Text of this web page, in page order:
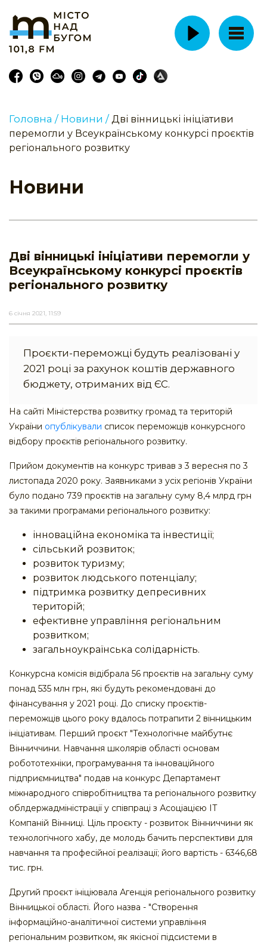
Головна / Новини / Дві вінницькі ініціативи
перемогли у Всеукраїнському конкурсі проєктів
регіонального розвитку
Новини
Дві вінницькі ініціативи перемогли у
Всеукраїнському конкурсі проєктів
регіонального розвитку
6 січня 2021, 11:59
Проєкти-переможці будуть реалізовані у
2021 році за рахунок коштів державного
бюджету, отриманих від ЄС.
На сайті Міністерства розвитку громад та територій
України опублікували список переможців конкурсного
відбору проєктів регіонального розвитку.
Прийом документів на конкурс тривав з 3 вересня по 3
листопада 2020 року. Заявниками з усіх регіонів України
було подано 739 проєктів на загальну суму 8,4 млрд грн
за такими програмами регіонального розвитку:
інноваційна економіка та інвестиції;
сільський розвиток;
розвиток туризму;
розвиток людського потенціалу;
підтримка розвитку депресивних
територій;
ефективне управління регіональним
розвитком;
загальноукраїнська солідарність.
Конкурсна комісія відібрала 56 проєктів на загальну суму
понад 535 млн грн, які будуть рекомендовані до
фінансування у 2021 році. До списку проєктів-
переможців цього року вдалось потрапити 2 вінницьким
ініціативам. Перший проєкт "Технологічне майбутнє
Вінниччини. Навчання школярів області основам
робототехніки, програмування та інноваційного
підприємництва" подав на конкурс Департамент
міжнародного співробітництва та регіонального розвитку
облдержадміністрації у співпраці з Асоціацією ІТ
Компаній Вінниці. Ціль проєкту - розвиток Вінниччини як
технологічного хабу, де молодь бачить перспективи для
навчання та професійної реалізації; його вартість - 6346,68
тис. грн.
Другий проєкт ініціювала Агенція регіонального розвитку
Вінницької області. Його назва - "Створення
інформаційно-аналітичної системи управління
регіональним розвитком, як якісної підсистеми в